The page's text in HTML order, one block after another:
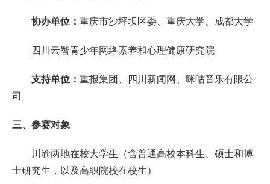
协办单位： 重庆市沙坪坝区委、重庆大学、成都大学
四川云智青少年网络素养和心理健康研究院
支持单位： 重报集团、四川新闻网、咪咕音乐有限公
司
三、参赛对象
川渝两地在校大学生（含普通高校本科生、硕士和博
士研究生，以及高职院校在校生）